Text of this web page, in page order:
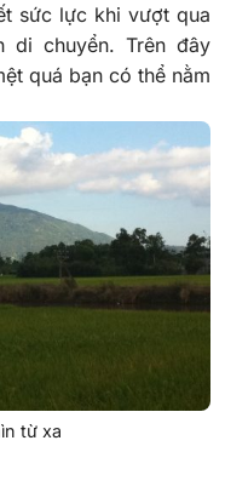
sức lực khi vượt qua
di chuyển. Trên đây
quá bạn có thể nằm
từ xa